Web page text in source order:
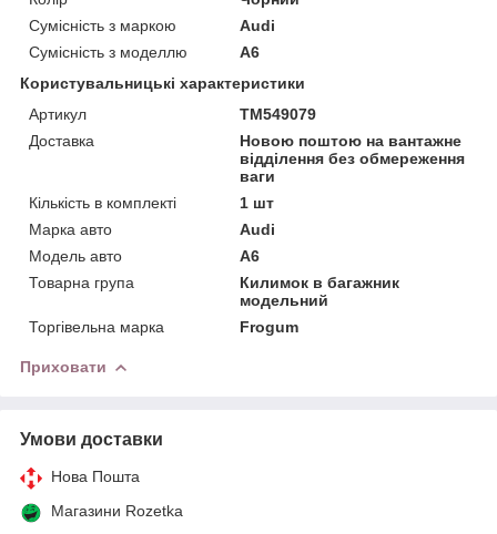
Сумісність з маркою
Audi
Сумісність з моделлю
A6
Користувальницькі характеристики
Артикул
TM549079
Доставка
Новою поштою на вантажне
відділення без обмереження
ваги
Кількість в комплекті
1 шт
Марка авто
Audi
Модель авто
A6
Товарна група
Килимок в багажник
модельний
Торгівельна марка
Frogum
Приховати
Умови доставки
Нова Пошта
Магазини Rozetka